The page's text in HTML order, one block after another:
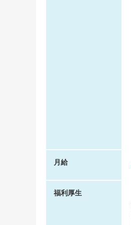
月給
福利厚生